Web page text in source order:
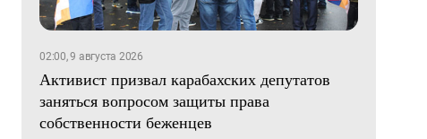
02:00, 9 августа 2026
Активист призвал карабахских депутатов
заняться вопросом защиты права
собственности беженцев